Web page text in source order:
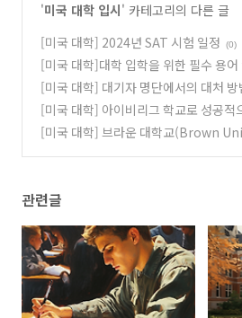
'미국 대학 입시' 카테고리의 다른 글
[미국 대학] 2024년 SAT 시험 일정
(0)
[미국 대학]대학 입학을 위한 필수 용어
(0)
[미국 대학] 대기자 명단에서의 대처 방
[미국 대학] 아이비리그 학교로 성공적
하는 방법에 대한 팁 (0)
[미국 대학] 브라운 대학교(Brown
관련글